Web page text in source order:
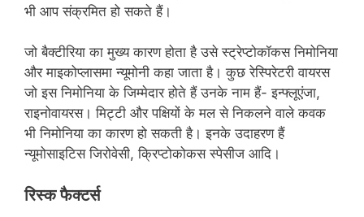
भी आप संक्रमित हो सकते हैं।
जो बैक्‍टीरिया का मुख्य कारण होता है उसे स्ट्रेप्टोकॉकस निमोनिया
और माइकोप्लासमा न्यूमोनी कहा जाता है। कुछ रेस्पिरेटरी वायरस
जो इस निमोनिया के जिम्मेदार होते हैं उनके नाम हैं- इन्फ्लूएंजा,
राइनोवायरस। मिट्टी और पक्षियों के मल से निकलने वाले कवक
भी निमोनिया का कारण हो सकती है। इनके उदाहरण हैं
न्यूमोसाइटिस जिरोवेसी, क्रिप्टोकोकस स्पेसीज आदि।
रिस्क फैक्टर्स